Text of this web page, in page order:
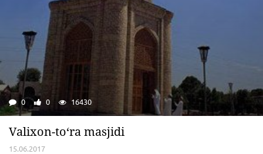
0 0 16430
Valixon-to‘ra masjidi
15.06.2017